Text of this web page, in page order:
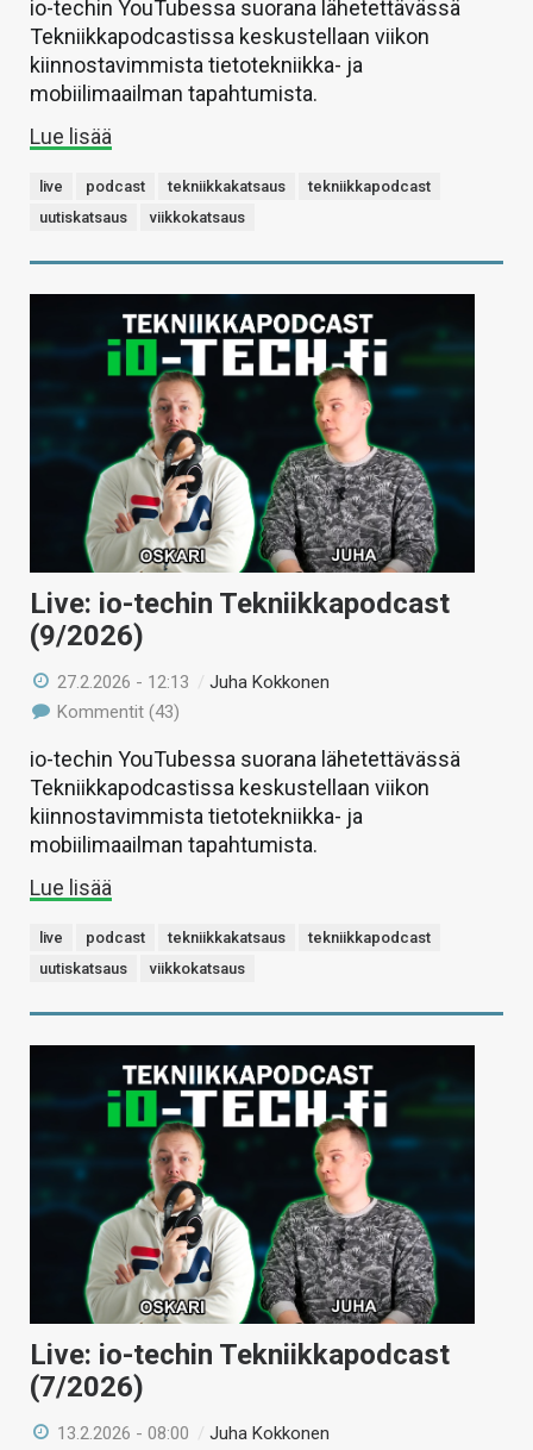
io-techin YouTubessa suorana lähetettävässä
Tekniikkapodcastissa keskustellaan viikon
kiinnostavimmista tietotekniikka- ja
mobiilimaailman tapahtumista.
Lue lisää
live podcast tekniikkakatsaus
tekniikkapodcast
uutiskatsaus
viikkokatsaus
Live: io-techin Tekniikkapodcast
(9/2026)
27.2.2026 - 12:13 /Juha Kokkonen
Kommentit (43)
io-techin YouTubessa suorana lähetettävässä
Tekniikkapodcastissa keskustellaan viikon
kiinnostavimmista tietotekniikka- ja
mobiilimaailman tapahtumista.
Lue lisää
live podcast tekniikkakatsaus
tekniikkapodcast
uutiskatsaus
viikkokatsaus
Live: io-techin Tekniikkapodcast
(7/2026)
13.2.2026 - 08:00 /Juha Kokkonen